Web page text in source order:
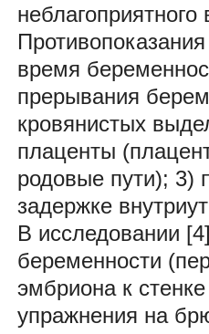
время
прерывания
кровянистых
плаценты
родовые пути); 3)
задержке
В исследовании
беременности
эмбриона к
упражнения на